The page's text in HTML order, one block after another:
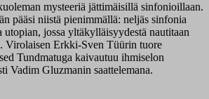
mysteeriä jättimäisillä sinfonioillaan.
pääsi niistä pienimmällä: neljäs sinfonia
utopian, jossa yltäkylläisyydestä nautitaan
Virolaisen Erkki-Sven Tüürin tuore
Tundmatuga kaivautuu ihmiselon
Vadim Gluzmanin saattelemana.